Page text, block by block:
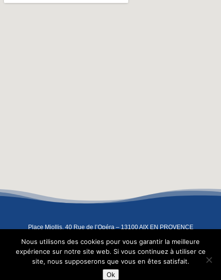
Place Miollis, 40 Rue de l’Opéra – 13100 AIX EN PROVENCE
Copyright 2022 – L’Atelier Indigo –Mentions légales
EN -
Nous utilisons des cookies pour vous garantir la meilleure
expérience sur notre site web. Si vous continuez à utiliser ce
site, nous supposerons que vous en êtes satisfait.
Ok